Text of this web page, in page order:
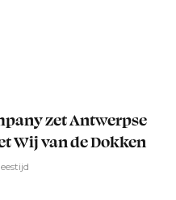
zet Antwerpse
Wij van de Dokken